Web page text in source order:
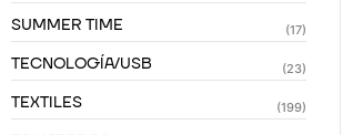
SUMMER TIME (17)
TECNOLOGÍA/USB (23)
TEXTILES (199)